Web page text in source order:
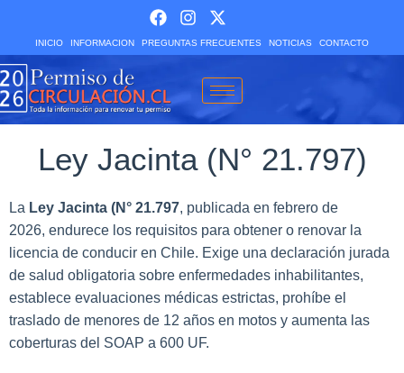
INICIO INFORMACION PREGUNTAS FRECUENTES NOTICIAS CONTACTO
Ley Jacinta (N° 21.797)
La Ley Jacinta (N° 21.797, publicada en febrero de
2026, endurece los requisitos para obtener o renovar la
licencia de conducir en Chile. Exige una declaración jurada
de salud obligatoria sobre enfermedades inhabilitantes,
establece evaluaciones médicas estrictas, prohíbe el
traslado de menores de 12 años en motos y aumenta las
coberturas del SOAP a 600 UF.